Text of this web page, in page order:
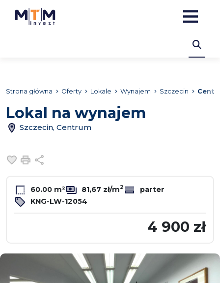
Strona główna Oferty Lokale Wynajem Szczecin
Lokal na wynajem
Szczecin, Centrum
Dodaj do ulubionych
Drukuj
60.00 m² 81,67 zł/m2
parter
KNG-LW-12054
4 900 zł